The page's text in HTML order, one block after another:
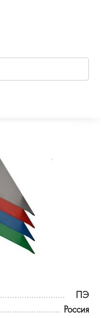
ПЭ
Россия